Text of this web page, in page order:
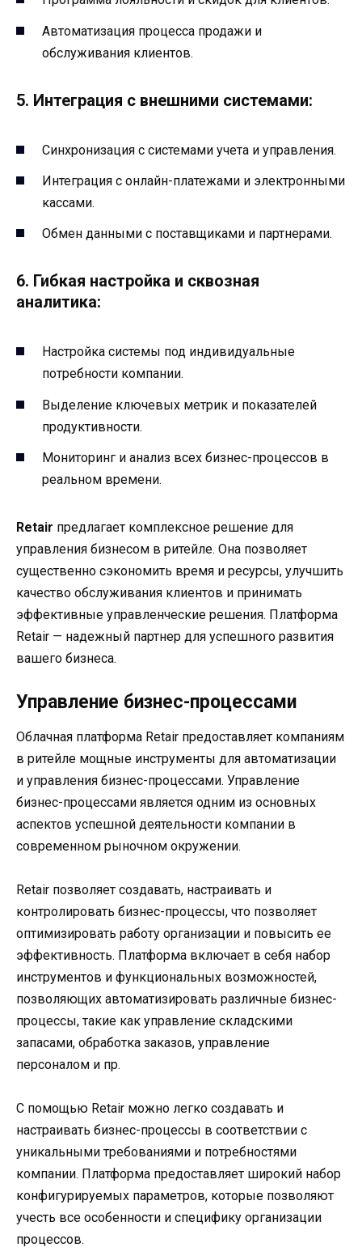
Автоматизация процесса продажи и
обслуживания клиентов.
5. Интеграция с внешними системами:
Синхронизация с системами учета и управления.
Интеграция с онлайн-платежами и электронными
кассами.
Обмен данными с поставщиками и партнерами.
6. Гибкая настройка и сквозная
аналитика:
Настройка системы под индивидуальные
потребности компании.
Выделение ключевых метрик и показателей
продуктивности.
Мониторинг и анализ всех бизнес-процессов в
реальном времени.
Retair предлагает комплексное решение для
управления бизнесом в ритейле. Она позволяет
существенно сэкономить время и ресурсы, улучшить
качество обслуживания клиентов и принимать
эффективные управленческие решения. Платформа
Retair — надежный партнер для успешного развития
вашего бизнеса.
Управление бизнес-процессами
Облачная платформа Retair предоставляет компаниям
в ритейле мощные инструменты для автоматизации
и управления бизнес-процессами. Управление
бизнес-процессами является одним из основных
аспектов успешной деятельности компании в
современном рыночном окружении.
Retair позволяет создавать, настраивать и
контролировать бизнес-процессы, что позволяет
оптимизировать работу организации и повысить ее
эффективность. Платформа включает в себя набор
инструментов и функциональных возможностей,
позволяющих автоматизировать различные бизнес-
процессы, такие как управление складскими
запасами, обработка заказов, управление
персоналом и пр.
С помощью Retair можно легко создавать и
настраивать бизнес-процессы в соответствии с
уникальными требованиями и потребностями
компании. Платформа предоставляет широкий набор
конфигурируемых параметров, которые позволяют
учесть все особенности и специфику организации
процессов.